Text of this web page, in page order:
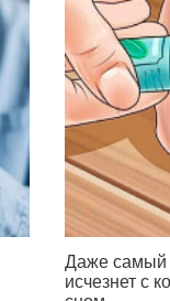
Даже самый
исчезнет с